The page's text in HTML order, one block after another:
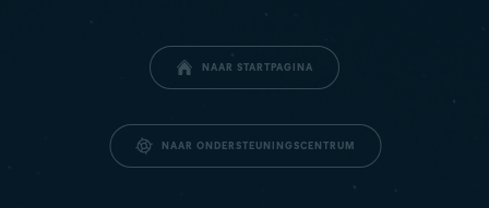
NAAR STARTPAGINA
NAAR ONDERSTEUNINGSCENTRUM